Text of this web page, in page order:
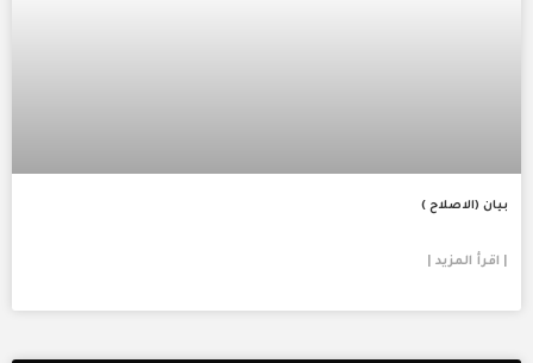
بيان (الاصلاح )
| اقرأ المزيد |